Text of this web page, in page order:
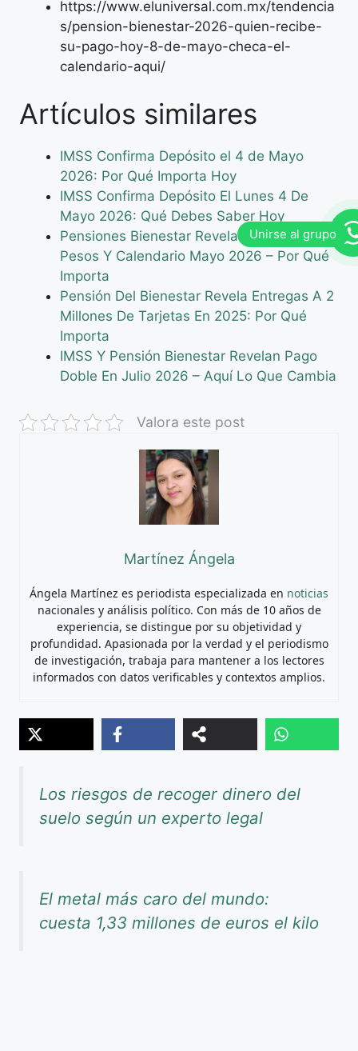
https://www.eluniversal.com.mx/tendencia
s/pension-bienestar-2026-quien-recibe-
su-pago-hoy-8-de-mayo-checa-el-
calendario-aqui/
Artículos similares
IMSS Confirma Depósito el 4 de Mayo
2026: Por Qué Importa Hoy
IMSS Confirma Depósito El Lunes 4 De
Mayo 2026: Qué Debes Saber Hoy
Pensiones Bienestar Revela Pago De 6,400
Pesos Y Calendario Mayo 2026 – Por Qué
Importa
Pensión Del Bienestar Revela Entregas A 2
Millones De Tarjetas En 2025: Por Qué
Importa
IMSS Y Pensión Bienestar Revelan Pago
Doble En Julio 2026 – Aquí Lo Que Cambia
Valora este post
Martínez Ángela
Ángela Martínez es periodista especializada en noticias
nacionales y análisis político. Con más de 10 años de
experiencia, se distingue por su objetividad y
profundidad. Apasionada por la verdad y el periodismo
de investigación, trabaja para mantener a los lectores
informados con datos verificables y contextos amplios.
Los riesgos de recoger dinero del
suelo según un experto legal
El metal más caro del mundo:
cuesta 1,33 millones de euros el kilo